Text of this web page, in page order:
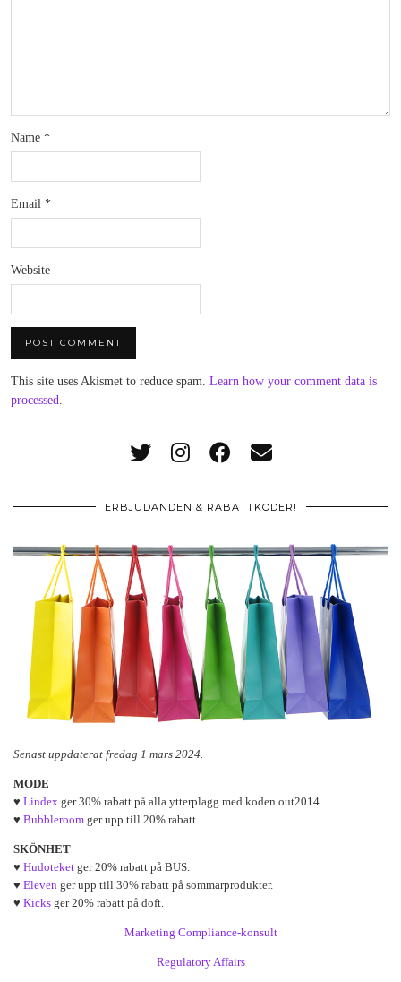
Name *
Email *
Website
This site uses Akismet to reduce spam. Learn how your comment data is
processed.
ERBJUDANDEN & RABATTKODER!
Senast uppdaterat fredag 1 mars 2024.
MODE
♥ Lindex ger 30% rabatt på alla ytterplagg med koden out2014.
♥ Bubbleroom ger upp till 20% rabatt.
SKÖNHET
♥ Hudoteket ger 20% rabatt på BUS.
♥ Eleven ger upp till 30% rabatt på sommarprodukter.
♥ Kicks ger 20% rabatt på doft.
Marketing Compliance-konsult
Regulatory Affairs